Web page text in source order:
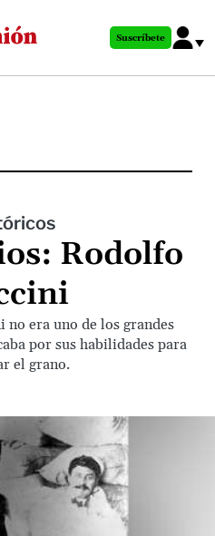
al
principal
Suscríbete
Rodolfo
no era uno de los grandes
por sus habilidades para
el grano.